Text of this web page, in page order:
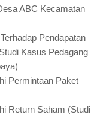
ABC Kecamatan
Pendapatan
Kasus Pedagang
Permintaan Paket
Return Saham (Studi